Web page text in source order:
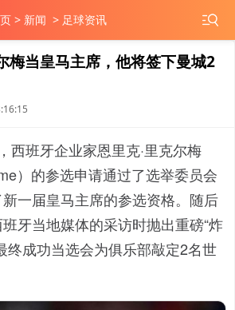
> 新闻 > 足球资讯
梅当皇马主席，他将签下曼城2
西班牙企业家恩里克·里克尔梅
）的参选申请通过了选举委员会
一届皇马主席的参选资格。随后
牙当地媒体的采访时抛出重磅“炸
终成功当选会为俱乐部敲定2名世